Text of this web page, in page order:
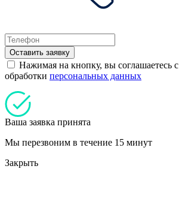
Оставить заявку
Нажимая на кнопку, вы соглашаетесь с
обработки персональных данных
Ваша заявка принята
Мы перезвоним в течение 15 минут
Закрыть